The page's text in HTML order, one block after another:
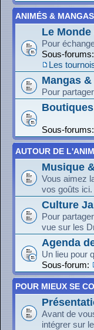
ANIMÉS & MANGAS
Le
Pour
Sous-forums:
Les
Mangas
Pour
Sous-forums:
AUTOUR DE
Musique
Vous aimez
vos goûts ici.
Culture
Pour
vue sur les
Agenda
Un lieu pour
Sous-forum:
POUR MIEUX SE
Avant de
intégrer sur